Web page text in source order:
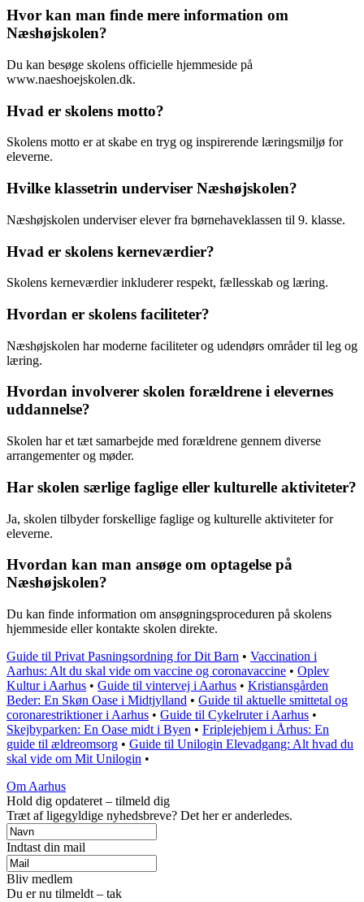
Hvor kan man finde mere information om
Næshøjskolen?
Du kan besøge skolens officielle hjemmeside på
www.naeshoejskolen.dk.
Hvad er skolens motto?
Skolens motto er at skabe en tryg og inspirerende læringsmiljø for
eleverne.
Hvilke klassetrin underviser Næshøjskolen?
Næshøjskolen underviser elever fra børnehaveklassen til 9. klasse.
Hvad er skolens kerneværdier?
Skolens kerneværdier inkluderer respekt, fællesskab og læring.
Hvordan er skolens faciliteter?
Næshøjskolen har moderne faciliteter og udendørs områder til leg og
læring.
Hvordan involverer skolen forældrene i elevernes
uddannelse?
Skolen har et tæt samarbejde med forældrene gennem diverse
arrangementer og møder.
Har skolen særlige faglige eller kulturelle aktiviteter?
Ja, skolen tilbyder forskellige faglige og kulturelle aktiviteter for
eleverne.
Hvordan kan man ansøge om optagelse på
Næshøjskolen?
Du kan finde information om ansøgningsproceduren på skolens
hjemmeside eller kontakte skolen direkte.
Guide til Privat Pasningsordning for Dit Barn • Vaccination i
Aarhus: Alt du skal vide om vaccine og coronavaccine • Oplev
Kultur i Aarhus • Guide til vintervej i Aarhus • Kristiansgården
Beder: En Skøn Oase i Midtjylland • Guide til aktuelle smittetal og
coronarestriktioner i Aarhus • Guide til Cykelruter i Aarhus •
Skejbyparken: En Oase midt i Byen • Friplejehjem i Århus: En
guide til ældreomsorg • Guide til Unilogin Elevadgang: Alt hvad du
skal vide om Mit Unilogin •
Om Aarhus
Hold dig opdateret – tilmeld dig
Træt af ligegyldige nyhedsbreve? Det her er anderledes.
Indtast din mail
Bliv medlem
Du er nu tilmeldt – tak